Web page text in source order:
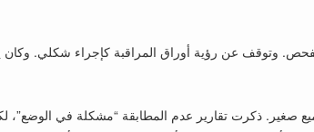
وتوقف عن رؤية أوراق المراقبة كإجراء شكلي.
صغير. ذكرت تقارير عدم المطابقة “مشكلة في